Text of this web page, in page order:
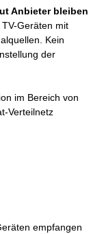
Anbieter bleiben
Geräten mit
Kein
der
im Bereich von
Verteilnetz
empfangen